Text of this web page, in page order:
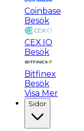
Coinbase
Besök
CEX.IO
Besök
Bitfinex
Besök
Visa Mer
Sidor